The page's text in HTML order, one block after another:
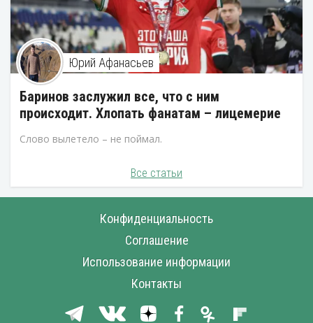
Юрий Афанасьев
Баринов заслужил все, что с ним
происходит. Хлопать фанатам – лицемерие
Слово вылетело – не поймал.
Все статьи
Конфиденциальность
Соглашение
Использование информации
Контакты